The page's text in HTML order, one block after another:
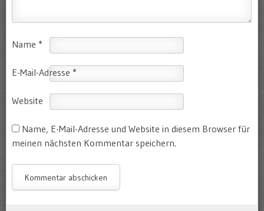
Name *
E-Mail-Adresse *
Website
Name, E-Mail-Adresse und Website in diesem Browser für
meinen nächsten Kommentar speichern.